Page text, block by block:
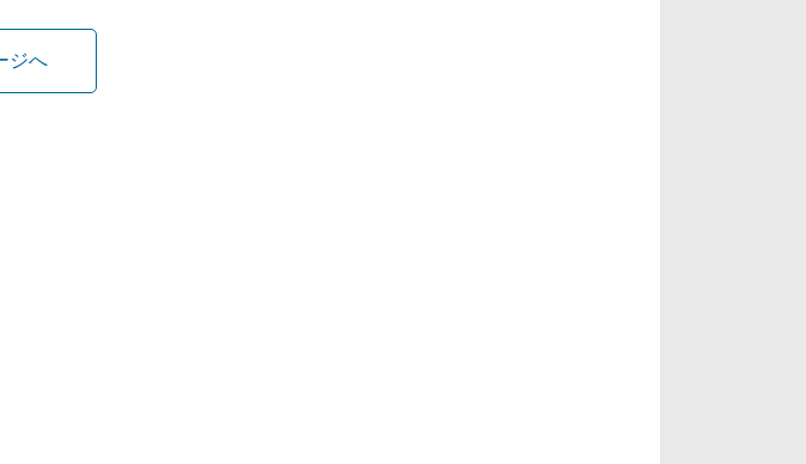
ジへ